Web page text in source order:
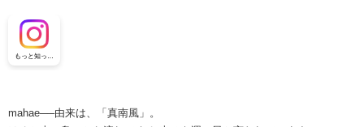
もっと知って
ほしいMAHAE
mahae──由来は、「真南風」。